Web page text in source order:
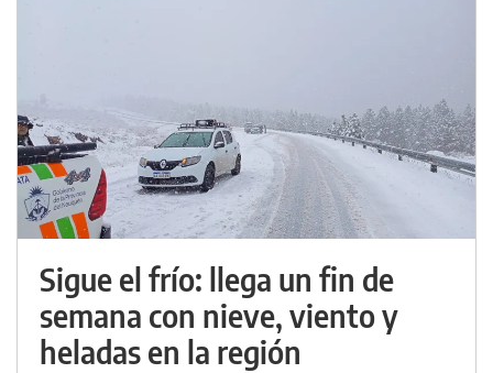
Sigue el frío: llega un fin de
semana con nieve, viento y
heladas en la región